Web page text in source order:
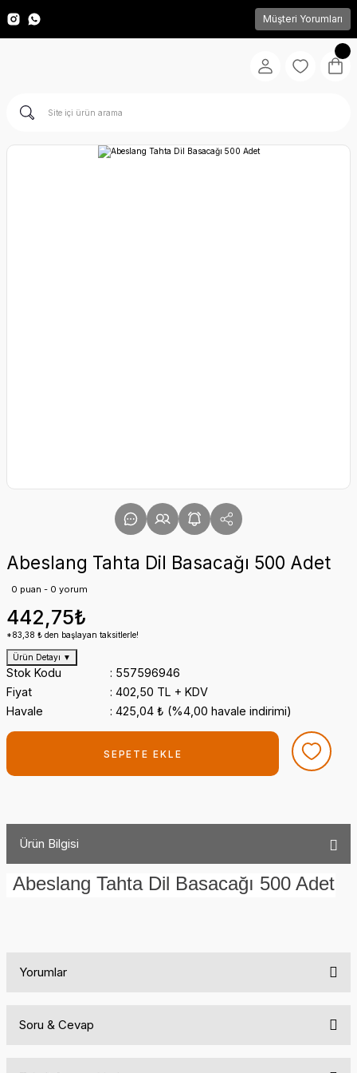
Müşteri Yorumları
Abeslang Tahta Dil Basacağı 500 Adet
0 puan - 0 yorum
442,75₺
*83,38 ₺ den başlayan taksitlerle!
Ürün Detayı ▼
Stok Kodu
557596946
Fiyat
402,50 TL + KDV
Havale
425,04 ₺ (%4,00 havale indirimi)
SEPETE EKLE
Ürün Bilgisi
Abeslang Tahta Dil Basacağı 500 Adet
Yorumlar
Soru & Cevap